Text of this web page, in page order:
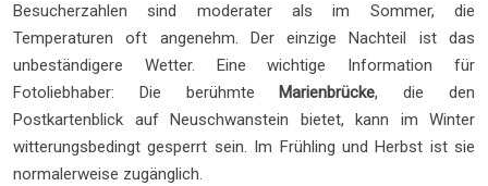
Besucherzahlen sind moderater als im Sommer, die
Temperaturen oft angenehm. Der einzige Nachteil ist das
unbeständigere Wetter. Eine wichtige Information für
Fotoliebhaber: Die berühmte Marienbrücke, die den
Postkartenblick auf Neuschwanstein bietet, kann im Winter
witterungsbedingt gesperrt sein. Im Frühling und Herbst ist sie
normalerweise zugänglich.